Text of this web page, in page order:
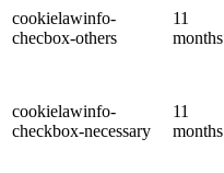
cookielawinfo-
checbox-others
11
months
cookielawinfo-
checkbox-necessary
11
months